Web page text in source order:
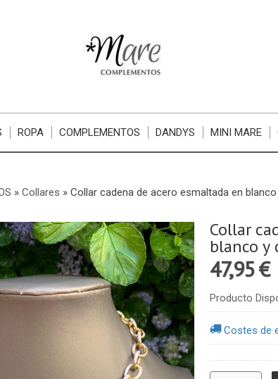
ROPA COMPLEMENTOS DANDYS MINI MARE
» Collares » Collar cadena de acero esmaltada en
Collar
blanco y
47,95 €
Producto
Costes de